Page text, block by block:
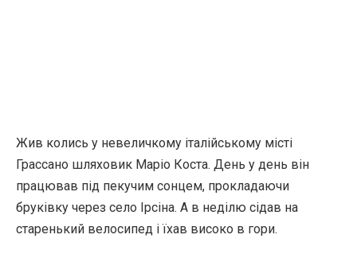
Жив колись у невеличкому італійському місті
Грассано шляховик Маріо Коста. День у день він
працював під пекучим сонцем, прокладаючи
бруківку через село Ірсіна. А в неділю сідав на
старенький велосипед і їхав високо в гори.